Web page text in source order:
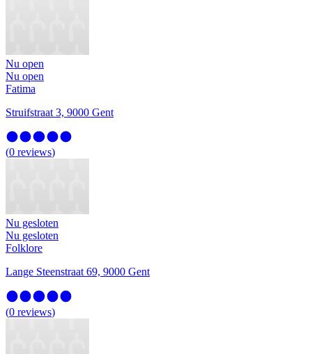
Nu open
Nu open
Fatima
Struifstraat 3, 9000 Gent
(0 reviews)
Nu gesloten
Nu gesloten
Folklore
Lange Steenstraat 69, 9000 Gent
(0 reviews)